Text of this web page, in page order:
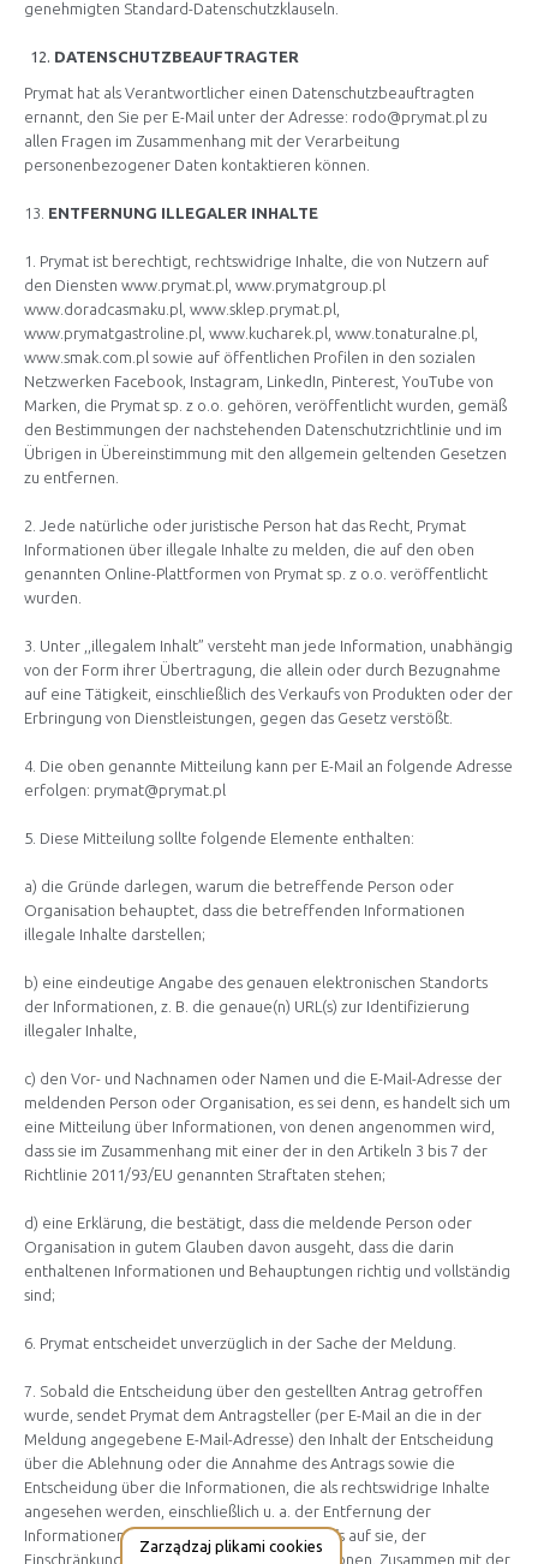
genehmigten Standard-Datenschutzklauseln.
DATENSCHUTZBEAUFTRAGTER
Prymat hat als Verantwortlicher einen Datenschutzbeauftragten
ernannt, den Sie per E-Mail unter der Adresse: rodo@prymat.pl zu
allen Fragen im Zusammenhang mit der Verarbeitung
personenbezogener Daten kontaktieren können.
13. ENTFERNUNG ILLEGALER INHALTE
1. Prymat ist berechtigt, rechtswidrige Inhalte, die von Nutzern auf
den Diensten www.prymat.pl, www.prymatgroup.pl
www.doradcasmaku.pl, www.sklep.prymat.pl,
www.prymatgastroline.pl, www.kucharek.pl, www.tonaturalne.pl,
www.smak.com.pl sowie auf öffentlichen Profilen in den sozialen
Netzwerken Facebook, Instagram, LinkedIn, Pinterest, YouTube von
Marken, die Prymat sp. z o.o. gehören, veröffentlicht wurden, gemäß
den Bestimmungen der nachstehenden Datenschutzrichtlinie und im
Übrigen in Übereinstimmung mit den allgemein geltenden Gesetzen
zu entfernen.
2. Jede natürliche oder juristische Person hat das Recht, Prymat
Informationen über illegale Inhalte zu melden, die auf den oben
genannten Online-Plattformen von Prymat sp. z o.o. veröffentlicht
wurden.
3. Unter ,,illegalem Inhalt” versteht man jede Information, unabhängig
von der Form ihrer Übertragung, die allein oder durch Bezugnahme
auf eine Tätigkeit, einschließlich des Verkaufs von Produkten oder der
Erbringung von Dienstleistungen, gegen das Gesetz verstößt.
4. Die oben genannte Mitteilung kann per E-Mail an folgende Adresse
erfolgen: prymat@prymat.pl
5. Diese Mitteilung sollte folgende Elemente enthalten:
a) die Gründe darlegen, warum die betreffende Person oder
Organisation behauptet, dass die betreffenden Informationen
illegale Inhalte darstellen;
b) eine eindeutige Angabe des genauen elektronischen Standorts
der Informationen, z. B. die genaue(n) URL(s) zur Identifizierung
illegaler Inhalte,
c) den Vor- und Nachnamen oder Namen und die E-Mail-Adresse der
meldenden Person oder Organisation, es sei denn, es handelt sich um
eine Mitteilung über Informationen, von denen angenommen wird,
dass sie im Zusammenhang mit einer der in den Artikeln 3 bis 7 der
Richtlinie 2011/93/EU genannten Straftaten stehen;
d) eine Erklärung, die bestätigt, dass die meldende Person oder
Organisation in gutem Glauben davon ausgeht, dass die darin
enthaltenen Informationen und Behauptungen richtig und vollständig
sind;
6. Prymat entscheidet unverzüglich in der Sache der Meldung.
7. Sobald die Entscheidung über den gestellten Antrag getroffen
wurde, sendet Prymat dem Antragsteller (per E-Mail an die in der
Meldung angegebene E-Mail-Adresse) den Inhalt der Entscheidung
über die Ablehnung oder die Annahme des Antrags sowie die
Entscheidung über die Informationen, die als rechtswidrige Inhalte
angesehen werden, einschließlich u. a. der Entfernung der
Informationen, der Verhinderung des Zugriffs auf sie, der
Einschränkung der Sichtbarkeit der Informationen. Zusammen mit der
Zarządzaj plikami cookies